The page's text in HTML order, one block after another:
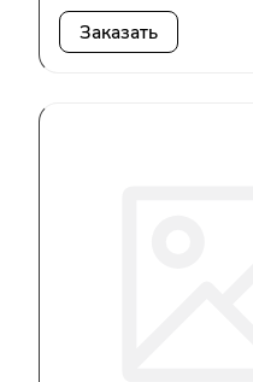
Заказать